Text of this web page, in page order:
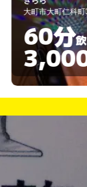
安曇野市豊科
60分